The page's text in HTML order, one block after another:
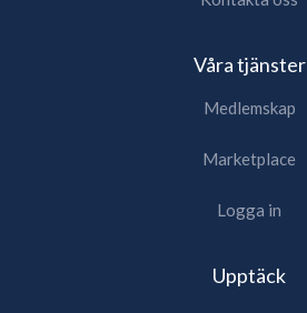
Våra tjänster
Medlemskap
Marketplace
Logga in
Upptäck